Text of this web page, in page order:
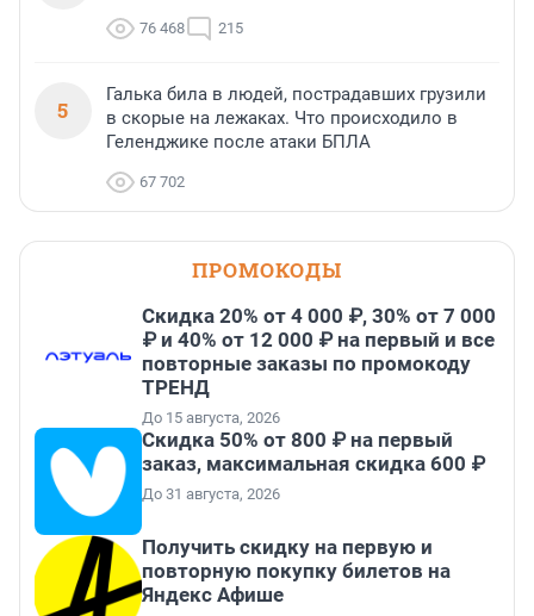
76 468 215
5
Галька била в людей, пострадавших грузили
в скорые на лежаках. Что происходило в
Геленджике после атаки БПЛА
67 702
ПРОМОКОДЫ
Скидка 20% от 4 000 ₽, 30% от 7 000
₽ и 40% от 12 000 ₽ на первый и все
повторные заказы по промокоду
ТРЕНД
До 15 августа, 2026
Скидка 50% от 800 ₽ на первый
заказ, максимальная скидка 600 ₽
До 31 августа, 2026
Получить скидку на первую и
повторную покупку билетов на
Яндекс Афише